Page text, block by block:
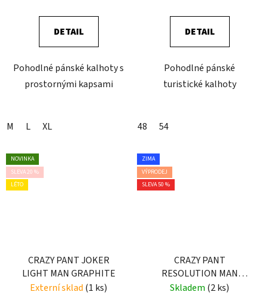
DETAIL
Pohodlné pánské kalhoty s
prostornými kapsami
M L XL
DETAIL
Pohodlné pánské
turistické kalhoty
48 54
NOVINKA
SLEVA 20 %
LÉTO
CRAZY PANT JOKER
LIGHT MAN GRAPHITE
Externí sklad (1 ks)
ZIMA
VÝPRODEJ
SLEVA 50 %
CRAZY PANT
RESOLUTION MAN
ENERGY
Skladem (2 ks)